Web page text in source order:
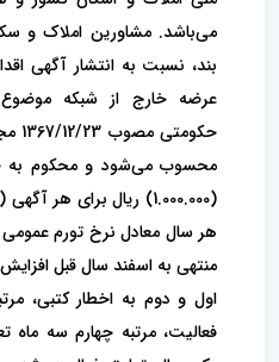
می‌باشد. مشاورین املاک و
بند، نسبت به انتشار آگهی
محسوب می‌شود و محکوم به
(1.000.000) ریال برای هر
هر سال معادل نرخ تورم عمومی
منتهی به اسفند سال قبل
اول و دوم به اخطار کتبی،
فعالیت، مرتبه چهارم سه ماه